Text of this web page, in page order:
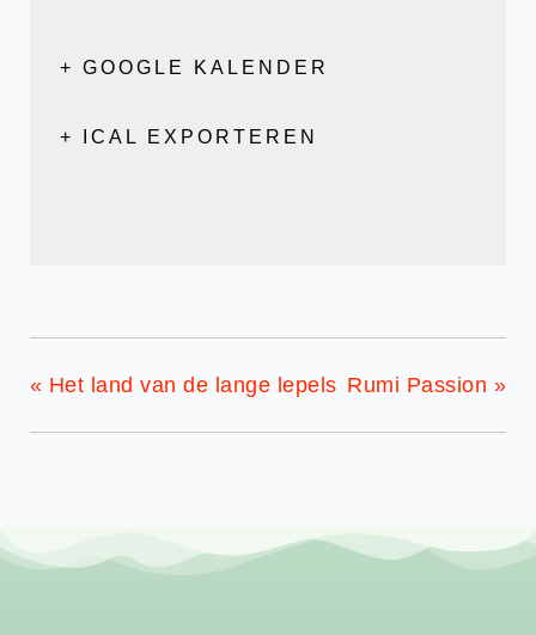
+ GOOGLE KALENDER
+ ICAL EXPORTEREN
« Het land van de lange lepels Rumi Passion »